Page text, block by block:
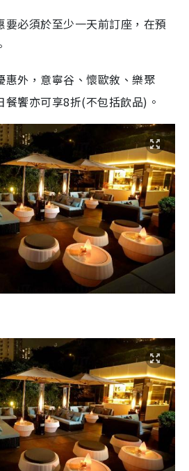
要必須於至少一天前訂座，在預
惠外，意寧谷、懷歐敘、樂聚
饗亦可享8折(不包括飲品)。